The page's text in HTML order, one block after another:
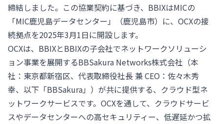
締結しました。この協業契約に基づき、BBIXはMICの
「MIC鹿児島データセンター」（鹿児島市）に、OCXの接
続拠点を2025年3月1日に開設します。
OCXは、BBIXとBBIXの子会社でネットワークソリューシ
ョン事業を展開するBBSakura Networks株式会社（本
社：東京都新宿区、代表取締役社長 兼 CEO：佐々木秀
幸、以下「BBSakura」）が共に提供する、クラウド型ネ
ットワークサービスです。OCXを通して、クラウドサービ
スやデータセンターへの高セキュリティー、低遅延かつ拡